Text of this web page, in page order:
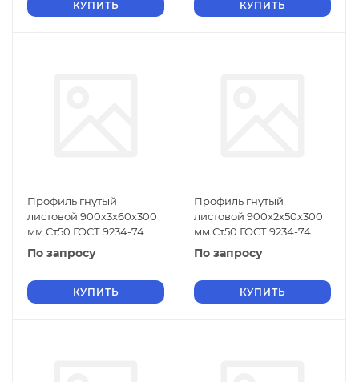
КУПИТЬ КУПИТЬ
Профиль гнутый
листовой 900х3х60х300
мм Ст50 ГОСТ 9234-74
По запросу
КУПИТЬ
Профиль гнутый
листовой 900х2х50х300
мм Ст50 ГОСТ 9234-74
По запросу
КУПИТЬ